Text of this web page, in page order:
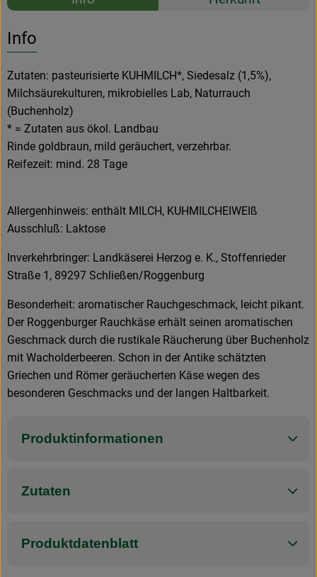
Info
Zutaten: pasteurisierte KUHMILCH*, Siedesalz (1,5%),
Milchsäurekulturen, mikrobielles Lab, Naturrauch
(Buchenholz)
* = Zutaten aus ökol. Landbau
Rinde goldbraun, mild geräuchert, verzehrbar.
Reifezeit: mind. 28 Tage
Allergenhinweis: enthält MILCH, KUHMILCHEIWEIß
Ausschluß: Laktose
Inverkehrbringer: Landkäserei Herzog e. K., Stoffenrieder
Straße 1, 89297 Schließen/Roggenburg
Besonderheit: aromatischer Rauchgeschmack, leicht pikant.
Der Roggenburger Rauchkäse erhält seinen aromatischen
Geschmack durch die rustikale Räucherung über Buchenholz
mit Wacholderbeeren. Schon in der Antike schätzten
Griechen und Römer geräucherten Käse wegen des
besonderen Geschmacks und der langen Haltbarkeit.
Produktinformationen
Zutaten
Produktdatenblatt